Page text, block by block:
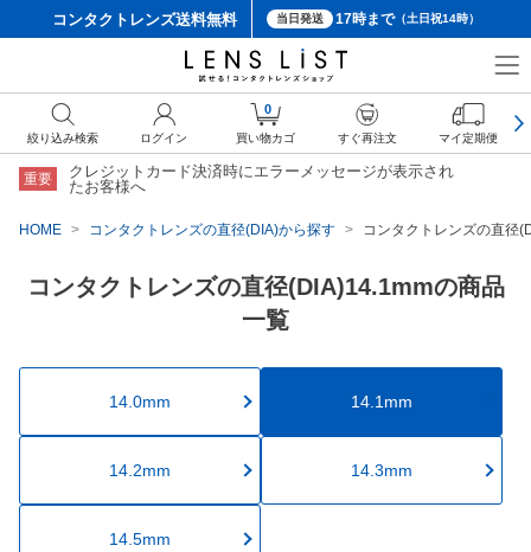
コンタクトレンズ送料無料 当日発送 17時まで（土日祝14時）
重要
クレジットカード決済時にエラーメッセージが表示され
たお客様へ
HOME コンタクトレンズの直径(DIA)から探す コンタクトレンズの直径
コンタクトレンズの直径(DIA)14.1mmの商品
一覧
14.0mm 14.1mm
14.2mm 14.3mm
14.5mm
絞り込み検索 ログイン
0
買い物カゴ すぐ再注文 マイ定期便